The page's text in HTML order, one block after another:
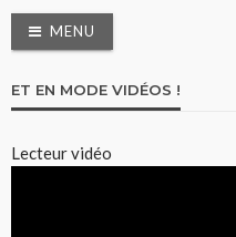
MENU
ET EN MODE VIDÉOS !
Lecteur vidéo